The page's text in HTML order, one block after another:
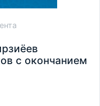
с окончанием